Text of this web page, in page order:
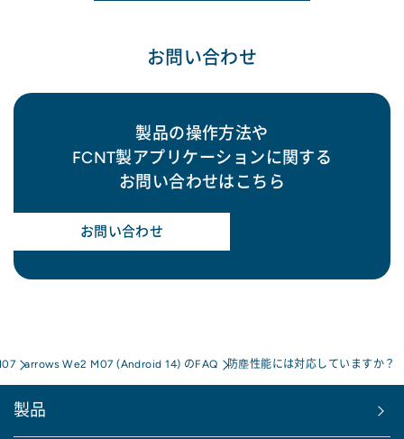
お問い合わせ
製品の操作方法や
FCNT製アプリケーションに関する
お問い合わせはこちら
お問い合わせ
arrows We2 M07 (Android 14) のFAQ 防塵性能には対応していますか？
製品